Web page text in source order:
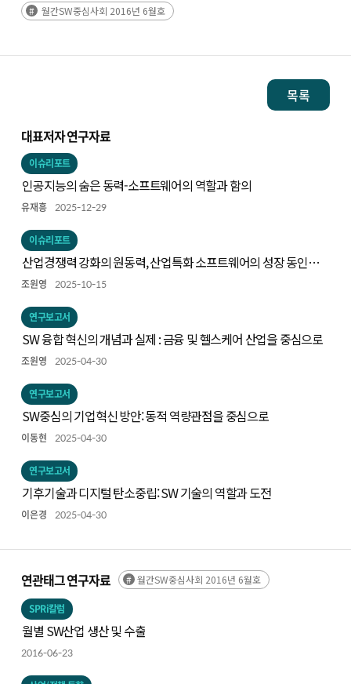
월간SW중심사회 2016년 6월호
목록
대표저자 연구자료
이슈리포트
인공지능의 숨은 동력-소프트웨어의 역할과 함의
유재흥 2025-12-29
이슈리포트
산업경쟁력 강화의 원동력, 산업특화 소프트웨어의 성장 동인과
주요 사례
조원영 2025-10-15
연구보고서
SW 융합 혁신의 개념과 실제 : 금융 및 헬스케어 산업을 중심으로
조원영 2025-04-30
연구보고서
SW중심의 기업혁신 방안: 동적 역량관점을 중심으로
이동현 2025-04-30
연구보고서
기후기술과 디지털 탄소중립: SW 기술의 역할과 도전
이은경 2025-04-30
연관태그 연구자료 월간SW중심사회 2016년 6월호
SPRi칼럼
월별 SW산업 생산 및 수출
2016-06-23